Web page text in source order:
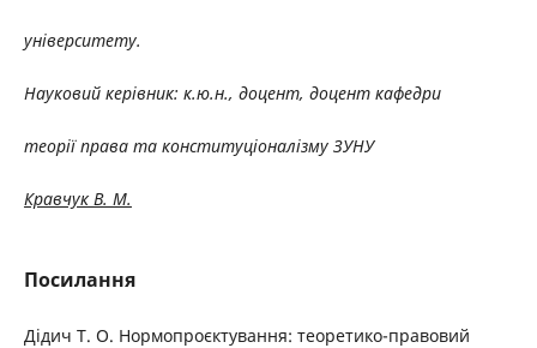
університету.
Науковий керівник: к.ю.н., доцент, доцент кафедри
теорії права та конституціоналізму ЗУНУ
Кравчук В. М.
Посилання
Дідич Т. О. Нормопроєктування: теоретико-правовий